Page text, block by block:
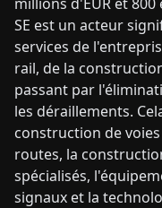
SE est un acteur
services de
rail, de la
passant par
les déraillements.
construction de
routes, la
spécialisés,
signaux et la